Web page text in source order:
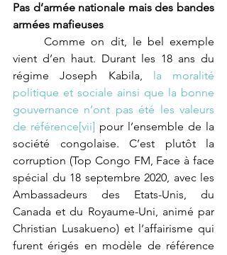
Pas d’armée nationale mais des bandes
armées mafieuses
	Comme on dit, le bel exemple
vient d’en haut. Durant les 18 ans du
régime Joseph Kabila, la moralité
politique et sociale ainsi que la bonne
gouvernance n’ont pas été les valeurs
de référence[vii] pour l’ensemble de la
société congolaise. C’est plutôt la
corruption (Top Congo FM, Face à face
spécial du 18 septembre 2020, avec les
Ambassadeurs des Etats-Unis, du
Canada et du Royaume-Uni, animé par
Christian Lusakueno) et l’affairisme qui
furent érigés en modèle de référence